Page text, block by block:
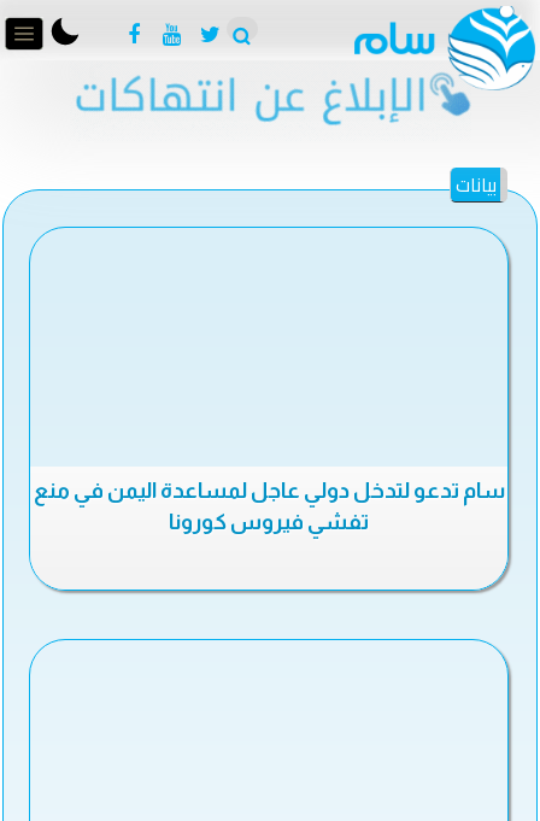
بيانات
سام تدعو لتدخل دولي عاجل لمساعدة اليمن في منع
تفشي فيروس كورونا